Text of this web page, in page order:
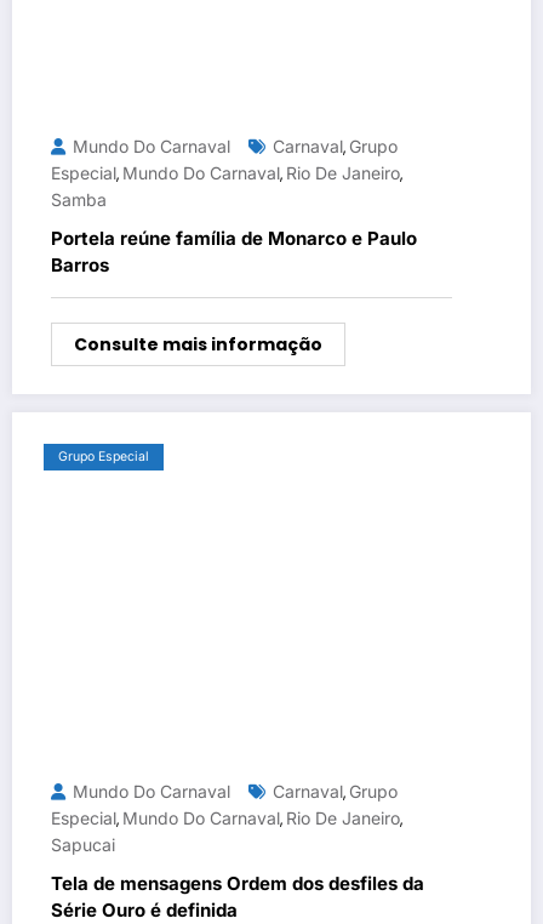
Mundo Do Carnaval Carnaval, Grupo
Especial, Mundo Do Carnaval, Rio De Janeiro,
Samba
Portela reúne família de Monarco e Paulo
Barros
Consulte mais informação
Grupo Especial
Mundo Do Carnaval Carnaval, Grupo
Especial, Mundo Do Carnaval, Rio De Janeiro,
Sapucai
Tela de mensagens Ordem dos desfiles da
Série Ouro é definida